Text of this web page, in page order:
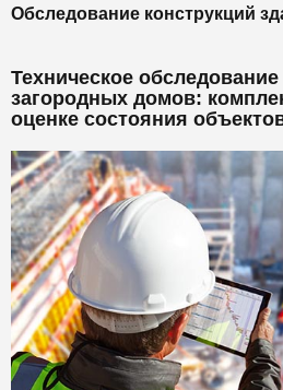
Обследование конструкций
Техническое
загородных домов:
оценке состояния